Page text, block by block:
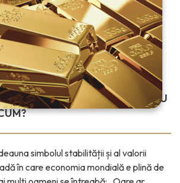
ÎN 2025: MERITĂ SĂ VINZI SAU
simbolul stabilității și al valorii
în care economia mondială e plină de